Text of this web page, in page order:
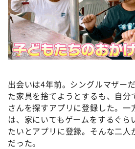
出会いは4年前。シングルマザー
た家具を捨てようとするも、自分
さんを探すアプリに登録した。一
は、家にいてもゲームをするぐら
たいとアプリに登録。そんな二人
だった。